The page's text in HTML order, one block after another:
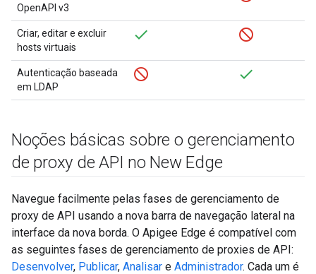
OpenAPI v3
Criar, editar e excluir
hosts virtuais
Autenticação baseada
em LDAP
Noções básicas sobre o gerenciamento
de proxy de API no New Edge
Navegue facilmente pelas fases de gerenciamento de
proxy de API usando a nova barra de navegação lateral na
interface da nova borda. O Apigee Edge é compatível com
as seguintes fases de gerenciamento de proxies de API:
Desenvolver, Publicar, Analisar e Administrador. Cada um é